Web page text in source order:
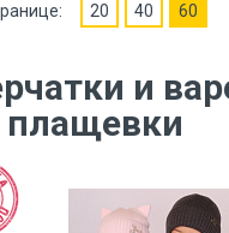
20 40 60
и
плащевки